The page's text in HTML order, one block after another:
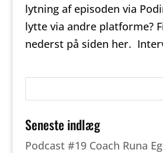
lytning af episoden via
lytte via andre platforme?
nederst på siden her.
Seneste indlæg
Podcast #19 Coach Runa